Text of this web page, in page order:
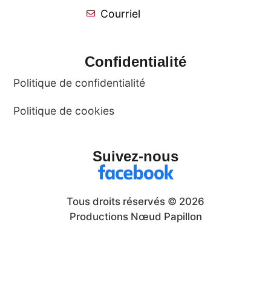
Courriel
Confidentialité
Politique de confidentialité
Politique de cookies
Suivez-nous
Tous droits réservés © 2026
Productions Nœud Papillon